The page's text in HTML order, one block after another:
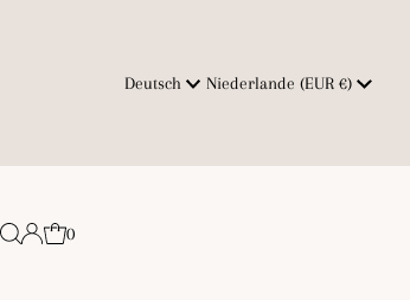
Sprache
Deutsch Währung
Niederlande (EUR €)
0